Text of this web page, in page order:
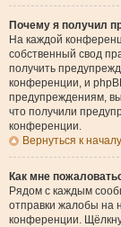
Почему я получил
На каждой
собственный свод
получить
конференции, и
предупреждениям,
что получили
конференции.
Вернуться к началу
Как мне
Рядом с каждым
отправки жалобы на
конференции.